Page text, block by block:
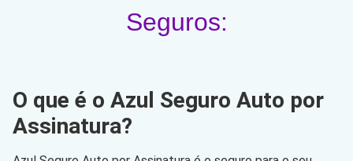
Seguros:
O que é o Azul Seguro Auto por
Assinatura?